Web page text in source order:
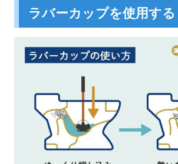
ラバーカップを使用する